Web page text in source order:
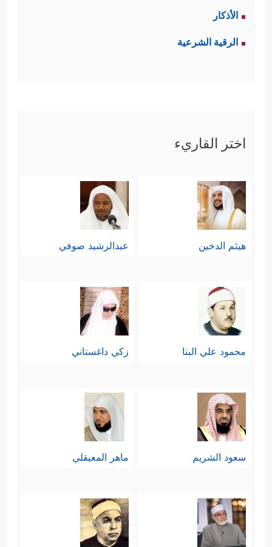
الأذكار
الرقية الشرعية
اختر القاريء
هيثم الدخين عبدالرشيد صوفي
محمود علي البنا زكي داغستاني
سعود الشريم ماهر المعيقلي